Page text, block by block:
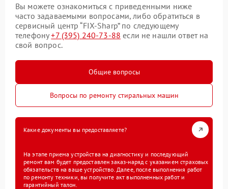
Вы можете ознакомиться с приведенными ниже
часто задаваемыми вопросами, либо обратиться в
сервисный центр “FIX-Sharp” по следующему
телефону+7 (395) 240-73-88 если не нашли ответ на
свой вопрос.
Общие вопросы
Вопросы по ремонту стиральных машин
Какие документы вы предоставляете?
На этапе приема устройства на диагностику и последующий
ремонт вам будет предоставлен заказ-наряд с указанием страховых
обязательств на ваше устройство. Далее, после выполнения работ
по ремонту техники, вы получите акт выполненных работ и
гарантийный талон.